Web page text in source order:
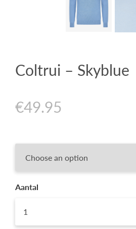
Coltrui – Skyblue
€49.95